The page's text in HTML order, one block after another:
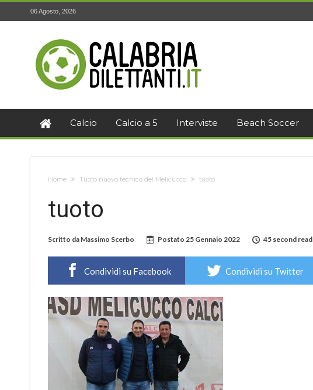
06 Agosto, 2026
Calcio Calcio a 5 Interviste Beach Soccer
Home Tuoto nuovo tecnico del Melicucco tuoto
tuoto
Scritto da Massimo Scerbo Postato 25 Gennaio 2022 45 second read
Condividi su Facebook Condividi su Twitter